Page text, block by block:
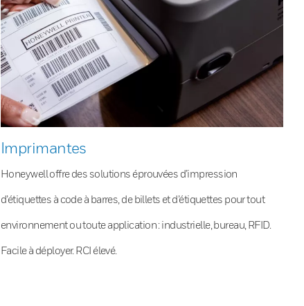
Imprimantes
Honeywell offre des solutions éprouvées d’impression
d’étiquettes à code à barres, de billets et d’étiquettes pour tout
environnement ou toute application : industrielle, bureau, RFID.
Facile à déployer. RCI élevé.